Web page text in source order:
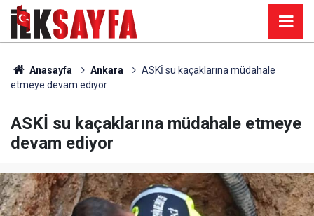
Anasayfa Ankara
ASKİ su kaçaklarına müdahale
etmeye devam ediyor
ASKİ su kaçaklarına müdahale etmeye
devam ediyor